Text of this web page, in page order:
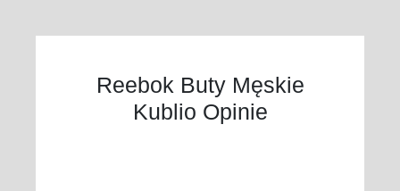
Reebok Buty Męskie
Kublio Opinie